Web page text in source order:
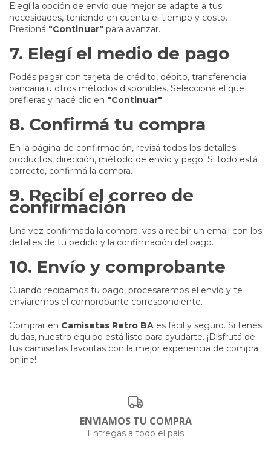
Elegí la opción de envío que mejor se adapte a tus
necesidades, teniendo en cuenta el tiempo y costo.
Presioná "Continuar" para avanzar.
7. Elegí el medio de pago
Podés pagar con tarjeta de crédito, débito, transferencia
bancaria u otros métodos disponibles. Seleccioná el que
prefieras y hacé clic en "Continuar".
8. Confirmá tu compra
En la página de confirmación, revisá todos los detalles:
productos, dirección, método de envío y pago. Si todo está
correcto, confirmá la compra.
9. Recibí el correo de
confirmación
Una vez confirmada la compra, vas a recibir un email con los
detalles de tu pedido y la confirmación del pago.
10. Envío y comprobante
Cuando recibamos tu pago, procesaremos el envío y te
enviaremos el comprobante correspondiente.
Comprar en Camisetas Retro BA es fácil y seguro. Si tenés
dudas, nuestro equipo está listo para ayudarte. ¡Disfrutá de
tus camisetas favoritas con la mejor experiencia de compra
online!
ENVIAMOS TU COMPRA
Entregas a todo el país